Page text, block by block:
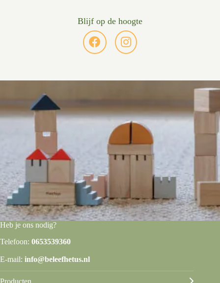
Blijf op de hoogte
Heb je ons nodig?
Telefoon: 0653539360
E-mail: info@beleefhetus.nl
Producten